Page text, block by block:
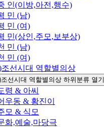
인(이방,아전,행수)
민 (남)
민 (여)
민(상인,주모,보부상)
민 (남)
민 (여)
조선시대 역할별의상
선시대 역할별의상 하위분류 열기
령 & 아씨
우동 & 황진이
모 & 식모
화,예술,마당극